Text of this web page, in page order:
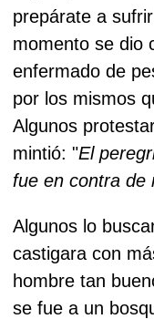
prepárate a
momento se dio
enfermado de
por los mismos
Algunos
mintió: "El
fue en contra de
Algunos lo
castigara con
hombre tan
se fue a un